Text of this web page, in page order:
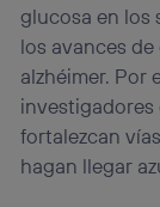
glucosa en los
los avances
alzhéimer. Por
investigadores
fortalezcan
hagan llegar